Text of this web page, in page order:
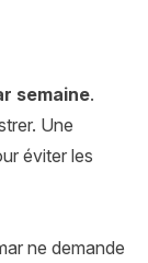
semaine.
Une
éviter les
ne demande